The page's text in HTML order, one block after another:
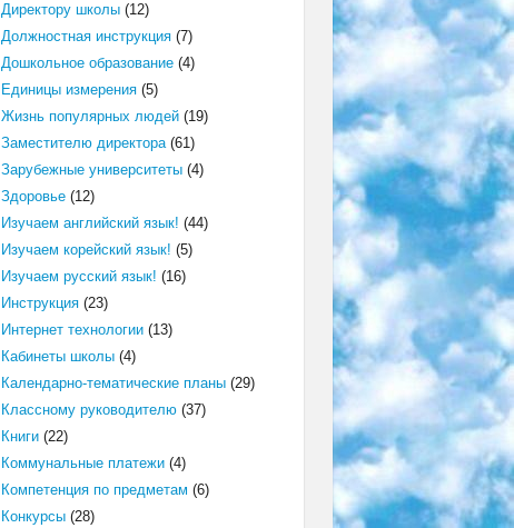
Директору школы(12)
Должностная инструкция(7)
Дошкольное образование(4)
Единицы измерения(5)
Жизнь популярных людей(19)
Заместителю директора(61)
Зарубежные университеты(4)
Здоровье(12)
Изучаем английский язык! (44)
Изучаем корейский язык! (5)
Изучаем русский язык! (16)
Инструкция(23)
Интернет технологии(13)
Кабинеты школы(4)
Календарно-тематические планы(29)
Классному руководителю(37)
Книги(22)
Коммунальные платежи(4)
Компетенция по предметам (6)
Конкурсы(28)